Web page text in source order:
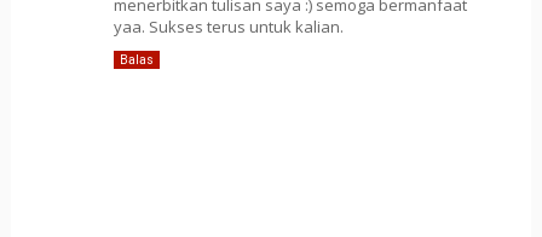
menerbitkan tulisan saya :) semoga bermanfaat
yaa. Sukses terus untuk kalian.
Balas